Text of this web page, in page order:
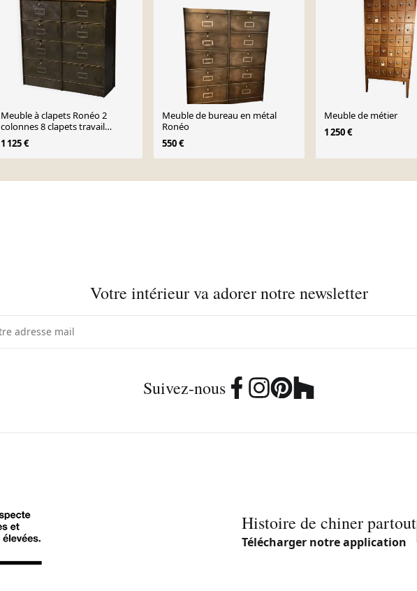
Meuble à clapets Ronéo 2
colonnes 8 clapets travail
français vers 1950
1 125 €
Meuble de bureau en métal
Ronéo
550 €
Meuble de métier
1 250 €
Votre intérieur va adorer notre newsletter
Suivez-nous
Histoire de chiner partout
Télécharger notre application